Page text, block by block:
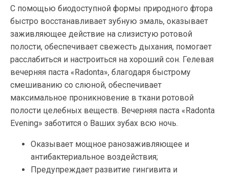
С помощью биодоступной формы природного фтора
быстро восстанавливает зубную эмаль, оказывает
заживляющее действие на слизистую ротовой
полости, обеспечивает свежесть дыхания, помогает
расслабиться и настроиться на хороший сон. Гелевая
вечерняя паста «Radonta», благодаря быстрому
смешиванию со слюной, обеспечивает
максимальное проникновение в ткани ротовой
полости целебных веществ. Вечерняя паста «Radonta
Evening» заботится о Ваших зубах всю ночь.
Оказывает мощное ранозаживляющее и
антибактериальное воздействия;
Предупреждает развитие гингивита и